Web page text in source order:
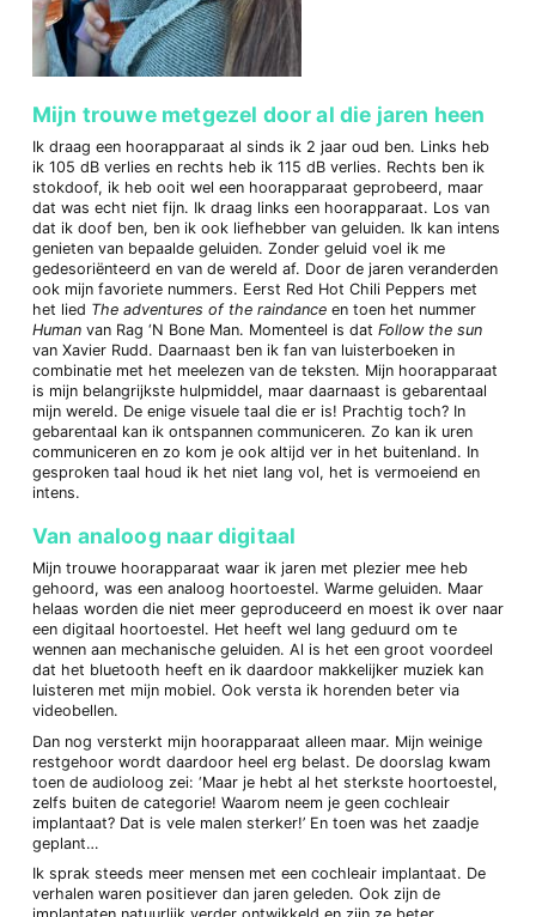
Mijn trouwe metgezel door al die jaren heen
Ik draag een hoorapparaat al sinds ik 2 jaar oud ben. Links heb
ik 105 dB verlies en rechts heb ik 115 dB verlies. Rechts ben ik
stokdoof, ik heb ooit wel een hoorapparaat geprobeerd, maar
dat was echt niet fijn. Ik draag links een hoorapparaat. Los van
dat ik doof ben, ben ik ook liefhebber van geluiden. Ik kan intens
genieten van bepaalde geluiden. Zonder geluid voel ik me
gedesoriënteerd en van de wereld af. Door de jaren veranderden
ook mijn favoriete nummers. Eerst Red Hot Chili Peppers met
het lied The adventures of the raindance en toen het nummer
Humanvan Rag ‘N Bone Man. Momenteel is dat Follow the sun
van Xavier Rudd. Daarnaast ben ik fan van luisterboeken in
combinatie met het meelezen van de teksten. Mijn hoorapparaat
is mijn belangrijkste hulpmiddel, maar daarnaast is gebarentaal
mijn wereld. De enige visuele taal die er is! Prachtig toch? In
gebarentaal kan ik ontspannen communiceren. Zo kan ik uren
communiceren en zo kom je ook altijd ver in het buitenland. In
gesproken taal houd ik het niet lang vol, het is vermoeiend en
intens.
Van analoog naar digitaal
Mijn trouwe hoorapparaat waar ik jaren met plezier mee heb
gehoord, was een analoog hoortoestel. Warme geluiden. Maar
helaas worden die niet meer geproduceerd en moest ik over naar
een digitaal hoortoestel. Het heeft wel lang geduurd om te
wennen aan mechanische geluiden. Al is het een groot voordeel
dat het bluetooth heeft en ik daardoor makkelijker muziek kan
luisteren met mijn mobiel. Ook versta ik horenden beter via
videobellen.
Dan nog versterkt mijn hoorapparaat alleen maar. Mijn weinige
restgehoor wordt daardoor heel erg belast. De doorslag kwam
toen de audioloog zei: ‘Maar je hebt al het sterkste hoortoestel,
zelfs buiten de categorie! Waarom neem je geen cochleair
implantaat? Dat is vele malen sterker!’ En toen was het zaadje
geplant…
Ik sprak steeds meer mensen met een cochleair implantaat. De
verhalen waren positiever dan jaren geleden. Ook zijn de